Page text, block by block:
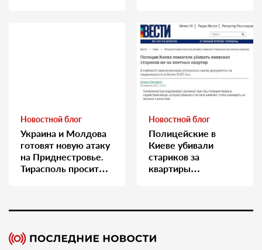
Новостной блог
Украина и Молдова
готовят новую атаку
на Приднестровье.
Тирасполь просит
Новостной блог
Полицейские в
Киеве убивали
стариков за
квартиры…